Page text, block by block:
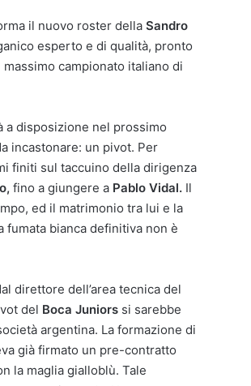
il nuovo roster della Sandro
esperto e di qualità, pronto
campionato italiano di
a disposizione nel prossimo
incastonare: un pivot. Per
finiti sul taccuino della dirigenza
fino a giungere a Pablo Vidal. Il
ed il matrimonio tra lui e la
fumata bianca definitiva non è
direttore dell’area tecnica del
del Boca Juniors si sarebbe
argentina. La formazione di
già firmato un pre-contratto
la maglia gialloblù. Tale